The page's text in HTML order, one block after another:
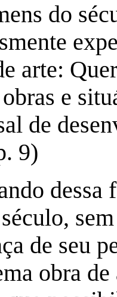
do
arte:
obras e
de
9)
dessa
de seu
obra